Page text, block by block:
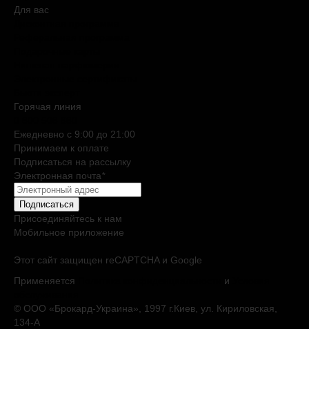
Для вас
Горячая линия
Ежедневно c 9:00 до 21:00
Принимаем к оплате
Подписаться на рассылку
Электронная почта*
Подписаться
Присоединяйтесь к нам
Мобильное приложение
Этот сайт защищен reCAPTCHA и Google
Применяется
и
© ООО «Брокард-Украина», 1997 г.Киев, ул. Кириловская,
134-А